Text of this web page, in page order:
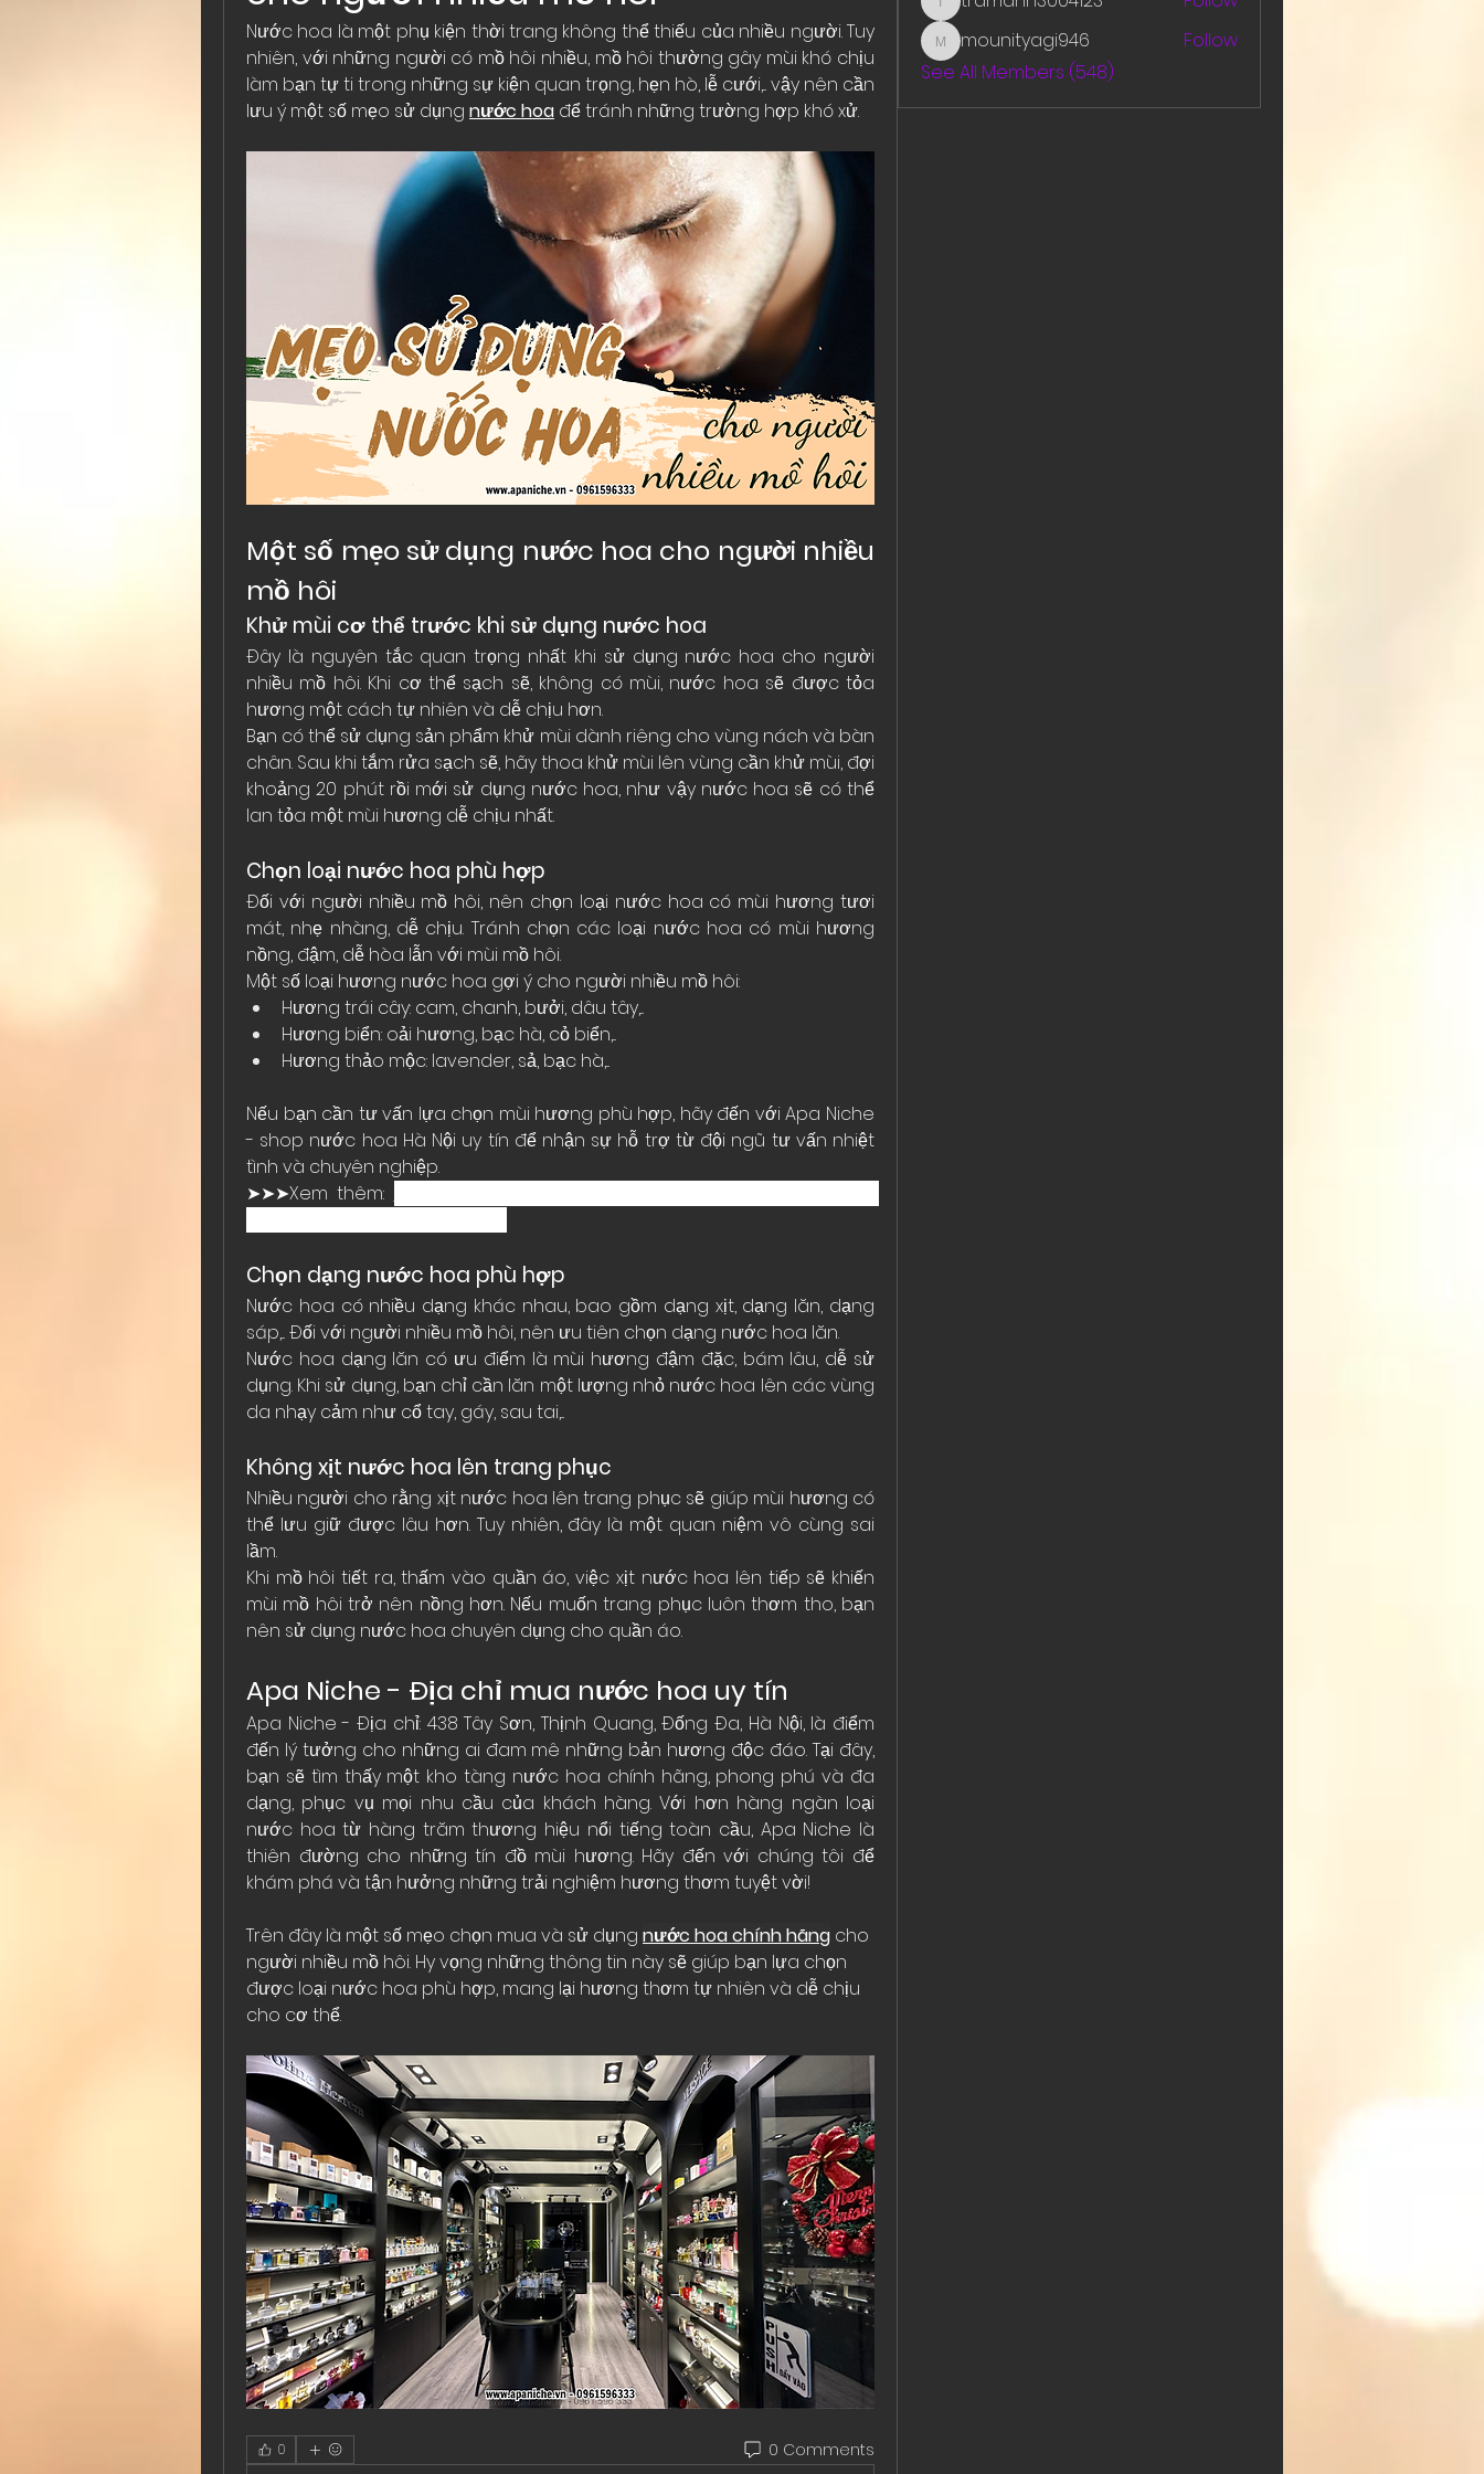
Nước hoa là một phụ kiện thời trang không thể thiếu của nhiều người. Tuy
nhiên, với những người có mồ hôi nhiều, mồ hôi thường gây mùi khó chịu
làm bạn tự ti trong những sự kiện quan trọng, hẹn hò, lễ cưới,... vậy nên cần
lưu ý một số mẹo sử dụng nước hoa để tránh những trường hợp khó xử.
Một số mẹo sử dụng nước hoa cho người nhiều
mồ hôi
Khử mùi cơ thể trước khi sử dụng nước hoa
Đây là nguyên tắc quan trọng nhất khi sử dụng nước hoa cho người
nhiều mồ hôi. Khi cơ thể sạch sẽ, không có mùi, nước hoa sẽ được tỏa
hương một cách tự nhiên và dễ chịu hơn.
Bạn có thể sử dụng sản phẩm khử mùi dành riêng cho vùng nách và bàn
chân. Sau khi tắm rửa sạch sẽ, hãy thoa khử mùi lên vùng cần khử mùi, đợi
khoảng 20 phút rồi mới sử dụng nước hoa, như vậy nước hoa sẽ có thể
lan tỏa một mùi hương dễ chịu nhất.
Chọn loại nước hoa phù hợp
Đối với người nhiều mồ hôi, nên chọn loại nước hoa có mùi hương tươi
mát, nhẹ nhàng, dễ chịu. Tránh chọn các loại nước hoa có mùi hương
nồng, đậm, dễ hòa lẫn với mùi mồ hôi.
Một số loại hương nước hoa gợi ý cho người nhiều mồ hôi:
Hương trái cây: cam, chanh, bưởi, dâu tây,...
Hương biển: oải hương, bạc hà, cỏ biển,...
Hương thảo mộc: lavender, sả, bạc hà,...
Nếu bạn cần tư vấn lựa chọn mùi hương phù hợp, hãy đến với Apa Niche
- shop nước hoa Hà Nội uy tín để nhận sự hỗ trợ từ đội ngũ tư vấn nhiệt
tình và chuyên nghiệp.
➤➤➤Xem thêm:
Chọn dạng nước hoa phù hợp
Nước hoa có nhiều dạng khác nhau, bao gồm dạng xịt, dạng lăn, dạng
sáp,... Đối với người nhiều mồ hôi, nên ưu tiên chọn dạng nước hoa lăn.
Nước hoa dạng lăn có ưu điểm là mùi hương đậm đặc, bám lâu, dễ sử
dụng. Khi sử dụng, bạn chỉ cần lăn một lượng nhỏ nước hoa lên các vùng
da nhạy cảm như cổ tay, gáy, sau tai,...
Không xịt nước hoa lên trang phục
Nhiều người cho rằng xịt nước hoa lên trang phục sẽ giúp mùi hương có
thể lưu giữ được lâu hơn. Tuy nhiên, đây là một quan niệm vô cùng sai
lầm.
Khi mồ hôi tiết ra, thấm vào quần áo, việc xịt nước hoa lên tiếp sẽ khiến
mùi mồ hôi trở nên nồng hơn. Nếu muốn trang phục luôn thơm tho, bạn
nên sử dụng nước hoa chuyên dụng cho quần áo.
Apa Niche - Địa chỉ mua nước hoa uy tín
Apa Niche - Địa chỉ: 438 Tây Sơn, Thịnh Quang, Đống Đa, Hà Nội, là điểm
đến lý tưởng cho những ai đam mê những bản hương độc đáo. Tại đây,
bạn sẽ tìm thấy một kho tàng nước hoa chính hãng, phong phú và đa
dạng, phục vụ mọi nhu cầu của khách hàng. Với hơn hàng ngàn loại
nước hoa từ hàng trăm thương hiệu nổi tiếng toàn cầu, Apa Niche là
thiên đường cho những tín đồ mùi hương. Hãy đến với chúng tôi để
khám phá và tận hưởng những trải nghiệm hương thơm tuyệt vời!
Trên đây là một số mẹo chọn mua và sử dụng nước hoa chính hãng cho
người nhiều mồ hôi. Hy vọng những thông tin này sẽ giúp bạn lựa chọn
được loại nước hoa phù hợp, mang lại hương thơm tự nhiên và dễ chịu
cho cơ thể.
0 0 Comments
tramanh3004123
mounityagi946
mounityagi946
Follow
See All Members (548)